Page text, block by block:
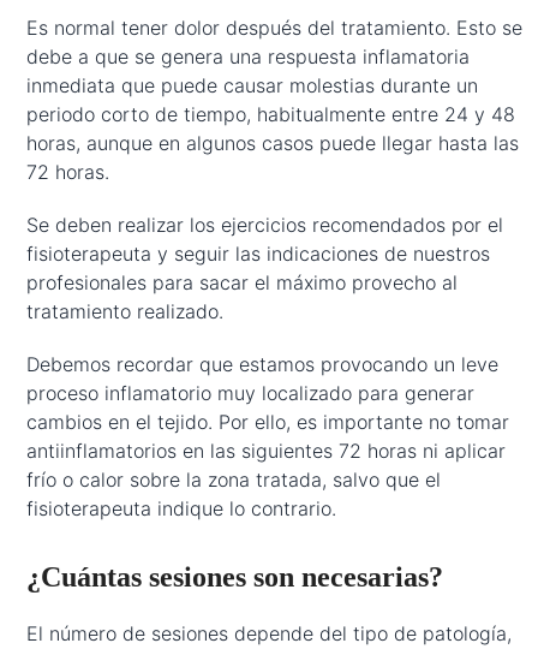
Es normal tener dolor después del tratamiento. Esto se
debe a que se genera una respuesta inflamatoria
inmediata que puede causar molestias durante un
periodo corto de tiempo, habitualmente entre 24 y 48
horas, aunque en algunos casos puede llegar hasta las
72 horas.
Se deben realizar los ejercicios recomendados por el
fisioterapeuta y seguir las indicaciones de nuestros
profesionales para sacar el máximo provecho al
tratamiento realizado.
Debemos recordar que estamos provocando un leve
proceso inflamatorio muy localizado para generar
cambios en el tejido. Por ello, es importante no tomar
antiinflamatorios en las siguientes 72 horas ni aplicar
frío o calor sobre la zona tratada, salvo que el
fisioterapeuta indique lo contrario.
¿Cuántas sesiones son necesarias?
El número de sesiones depende del tipo de patología,